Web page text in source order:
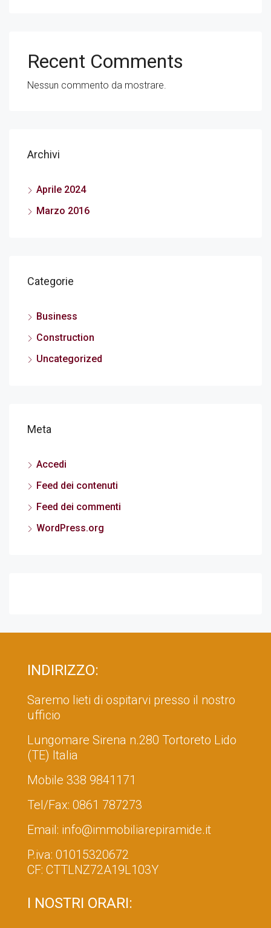
Recent Comments
Nessun commento da mostrare.
Archivi
Aprile 2024
Marzo 2016
Categorie
Business
Construction
Uncategorized
Meta
Accedi
Feed dei contenuti
Feed dei commenti
WordPress.org
INDIRIZZO:
Saremo lieti di ospitarvi presso il nostro
ufficio
Lungomare Sirena n.280 Tortoreto Lido
(TE) Italia
Mobile 338 9841171
Tel/Fax: 0861 787273
Email: info@immobiliarepiramide.it
P.iva: 01015320672
CF: CTTLNZ72A19L103Y
I NOSTRI ORARI: